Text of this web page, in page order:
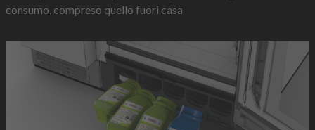
consumo, compreso quello fuori casa